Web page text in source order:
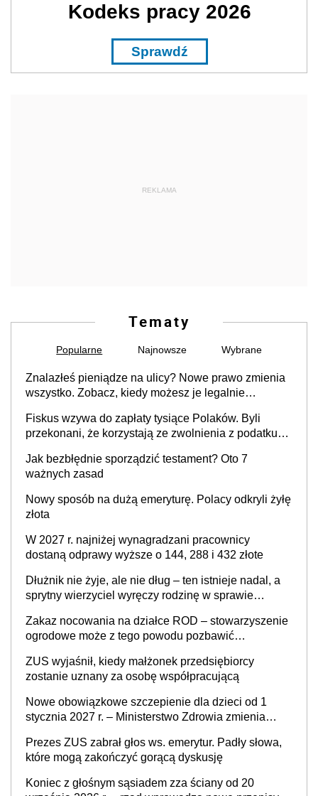
Kodeks pracy 2026
Sprawdź
REKLAMA
Tematy
Popularne Najnowsze Wybrane
Znalazłeś pieniądze na ulicy? Nowe prawo zmienia
wszystko. Zobacz, kiedy możesz je legalnie
Fiskus wzywa do zapłaty tysiące Polaków. Byli
przekonani, że korzystają ze zwolnienia z podatku
Jak bezbłędnie sporządzić testament? Oto 7
ważnych zasad
Nowy sposób na dużą emeryturę. Polacy odkryli żyłę
złota
W 2027 r. najniżej wynagradzani pracownicy
dostaną odprawy wyższe o 144, 288 i 432 złote
Dłużnik nie żyje, ale nie dług – ten istnieje nadal, a
sprytny wierzyciel wyręczy rodzinę w sprawie
Zakaz nocowania na działce ROD – stowarzyszenie
ogrodowe może z tego powodu pozbawić
dzierżawę)?
ZUS wyjaśnił, kiedy małżonek przedsiębiorcy
zostanie uznany za osobę współpracującą
Nowe obowiązkowe szczepienie dla dzieci od 1
stycznia 2027 r. – Ministerstwo Zdrowia zmienia
Prezes ZUS zabrał głos ws. emerytur. Padły słowa,
które mogą zakończyć gorącą dyskusję
Koniec z głośnym sąsiadem zza ściany od 20